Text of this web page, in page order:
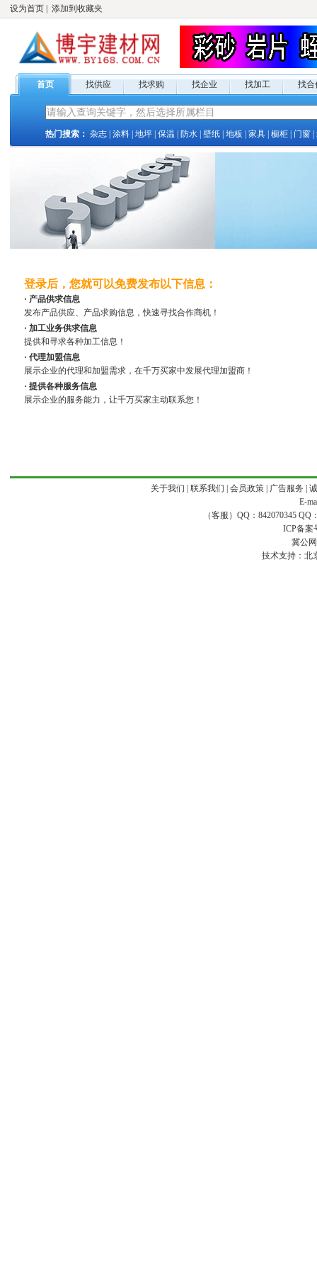
设为首页 添加到收藏夹
首页 找供应 找求购 找企业 找加工 找合
热门搜索： 杂志 涂料 地坪 保温 防水 壁纸 地板 家具 橱柜 门窗
登录后，您就可以免费发布以下信息：
· 产品供求信息
发布产品供应、产品求购信息，快速寻找合作商机！
· 加工业务供求信息
提供和寻求各种加工信息！
· 代理加盟信息
展示企业的代理和加盟需求，在千万买家中发展代理加盟商！
· 提供各种服务信息
展示企业的服务能力，让千万买家主动联系您！
关于我们 联系我们 会员政策| 广告服务
E-
（客服）QQ：842070345 QQ
ICP备案
冀公
技术支持： 北